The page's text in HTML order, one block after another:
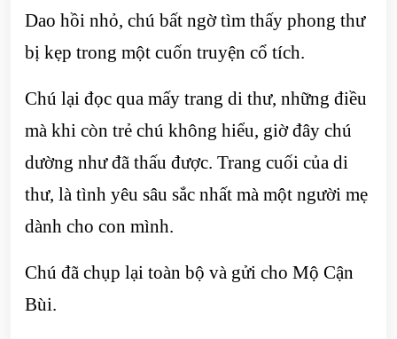
Dao hồi nhỏ, chú bất ngờ tìm thấy phong thư
bị kẹp trong một cuốn truyện cổ tích.
Chú lại đọc qua mấy trang di thư, những điều
mà khi còn trẻ chú không hiểu, giờ đây chú
dường như đã thấu được. Trang cuối của di
thư, là tình yêu sâu sắc nhất mà một người mẹ
dành cho con mình.
Chú đã chụp lại toàn bộ và gửi cho Mộ Cận
Bùi.